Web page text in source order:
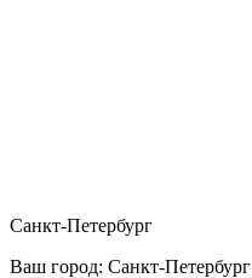
Санкт-Петербург
Ваш город: Санкт-Петербург